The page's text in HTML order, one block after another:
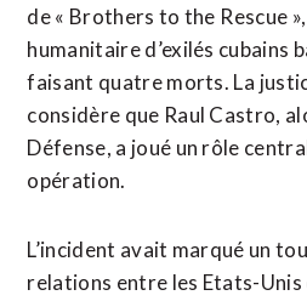
de « Brothers to the ⁠Rescue
humanitaire d’exilés cubains
faisant quatre morts. La
considère que Raul Castro,
Défense, ​a joué un rôle
opération.
L’incident avait marqué un
relations entre les Etats-Unis